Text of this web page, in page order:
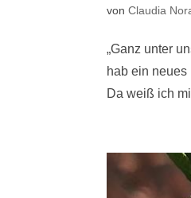
vonClaudia
„Ganz unter
hab ein
Da weiß ich